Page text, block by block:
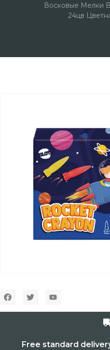
Восковые Мелки
24цв
Free standard